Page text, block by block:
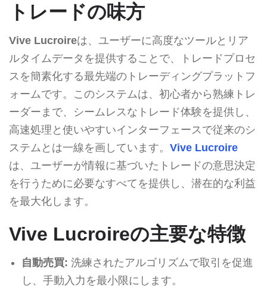
トレードの味方
Vive Lucroireは、ユーザーに高度なツールとリア
ルタイムデータを提供することで、トレードプロセ
スを簡素化する最先端のトレーディングプラットフ
ォームです。このシステムは、初心者から熟練トレ
ーダーまで、シームレスなトレード体験を提供し、
高速処理と使いやすいインターフェースで従来のシ
ステムとは一線を画しています。 Vive Lucroire
は、ユーザーが情報に基づいたトレードの意思決定
を行うために必要なすべてを提供し、潜在的な利益
を最大化します。
Vive Lucroireの主要な特徴
自動売買: 洗練されたアルゴリズムで取引を促進
し、手動入力を最小限にします。